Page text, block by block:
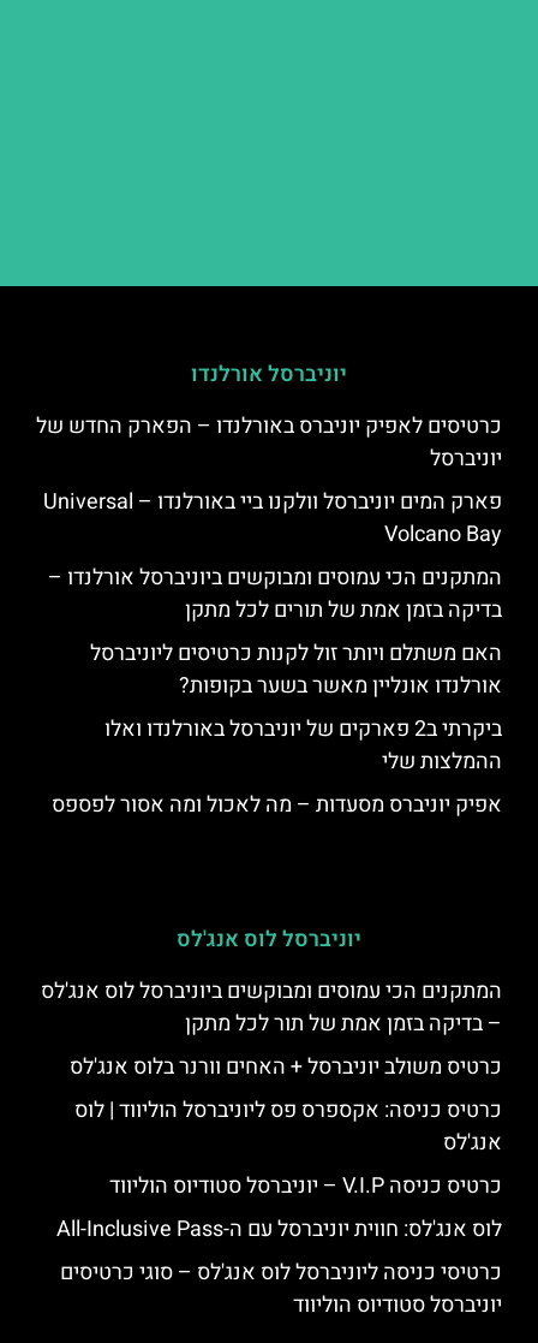
יוניברסל אורלנדו
כרטיסים לאפיק יוניברס באורלנדו – הפארק החדש של
יוניברסל
פארק המים יוניברסל וולקנו ביי באורלנדו – Universal
Volcano Bay
המתקנים הכי עמוסים ומבוקשים ביוניברסל אורלנדו –
בדיקה בזמן אמת של תורים לכל מתקן
האם משתלם ויותר זול לקנות כרטיסים ליוניברסל
אורלנדו אונליין מאשר בשער בקופות?
ביקרתי ב2 פארקים של יוניברסל באורלנדו ואלו
ההמלצות שלי
אפיק יוניברס מסעדות – מה לאכול ומה אסור לפספס
יוניברסל לוס אנג'לס
המתקנים הכי עמוסים ומבוקשים ביוניברסל לוס אנג'לס
– בדיקה בזמן אמת של תור לכל מתקן
כרטיס משולב יוניברסל + האחים וורנר בלוס אנג'לס
כרטיס כניסה: אקספרס פס ליוניברסל הוליווד | לוס
אנג'לס
כרטיס כניסה V.I.P – יוניברסל סטודיוס הוליווד
לוס אנג'לס: חווית יוניברסל עם ה-All-Inclusive Pass
כרטיסי כניסה ליוניברסל לוס אנג'לס – סוגי כרטיסים
יוניברסל סטודיוס הוליווד